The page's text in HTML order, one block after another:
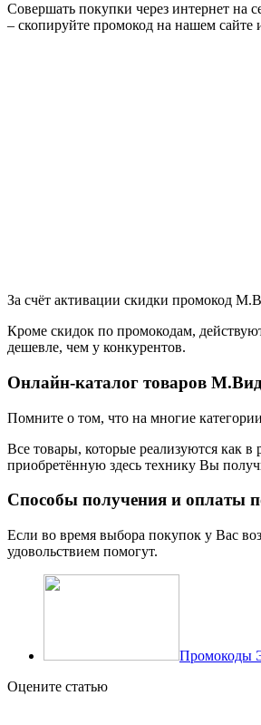
Совершать покупки через интернет на
– скопируйте промокод на нашем сайте
За счёт активации скидки промокод
Кроме скидок по промокодам,
дешевле, чем у конкурентов.
Онлайн-каталог товаров
Помните о том, что на многие
Все товары, которые реализуются как
приобретённую здесь технику Вы
Способы получения и оплаты
Если во время выбора покупок у Вас
удовольствием помогут.
Промокоды
Оцените статью